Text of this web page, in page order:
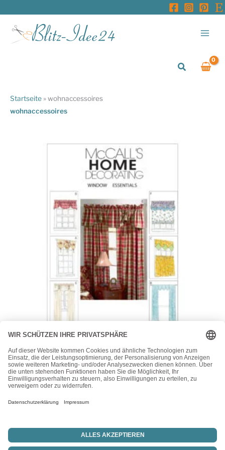
springen
Suchen
Startseite »wohnaccessoires
wohnaccessoires
McCall's
McCall’s Schnittmuster M4408 – Heimtextilien-Gardinen-
Vorhänge
15,50€